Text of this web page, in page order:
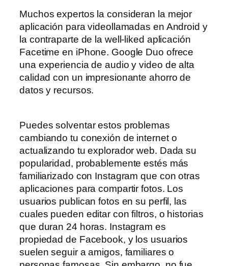
Muchos expertos la consideran la mejor
aplicación para videollamadas en Android y
la contraparte de la well-liked aplicación
Facetime en iPhone. Google Duo ofrece
una experiencia de audio y video de alta
calidad con un impresionante ahorro de
datos y recursos.
Puedes solventar estos problemas
cambiando tu conexión de internet o
actualizando tu explorador web. Dada su
popularidad, probablemente estés más
familiarizado con Instagram que con otras
aplicaciones para compartir fotos. Los
usuarios publican fotos en su perfil, las
cuales pueden editar con filtros, o historias
que duran 24 horas. Instagram es
propiedad de Facebook, y los usuarios
suelen seguir a amigos, familiares o